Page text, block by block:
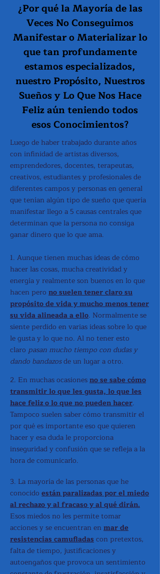
¿Por qué la Mayoría de las
Veces No Conseguimos
Manifestar o Materializar lo
que tan profundamente
estamos especializados,
nuestro Propósito, Nuestros
Sueños y Lo Que Nos Hace
Feliz aún teniendo todos
esosConocimientos?
Luego de haber trabajado durante años
con infinidad de artistas diversos,
emprendedores, docentes, terapeutas,
creativos, estudiantes y profesionales de
diferentes campos y personas en general
que tenían algún tipo de sueño que quería
manifestar llego a 5 causas centrales que
determinan que la persona no consiga
ganar dinero que lo que ama.
1. Aunque tienen muchas ideas de cómo
hacer las cosas, mucha creatividad y
energía y realmente son buenos en lo que
hacen pero no suelen tener claro su
propósito de vida y mucho menos tener
su vida alineada a ello. Normalmente se
siente perdido en varias ideas sobre lo que
le gusta y lo que no. Al no tener esto
claro pasan mucho tiempo con dudas y
dando bandazosde un lugar a otro.
2. En muchas ocasionesno se sabe cómo
transmitir lo que les gusta, lo que les
hace feliz o lo que no pueden hacer.
Tampoco suelen saber cómo transmitir el
por qué es importante eso que quieren
hacer y esa duda le proporciona
inseguridad y confusión que se refleja a la
hora de comunicarlo.
3. La mayoría de las personas que he
conocido están paralizadas por el miedo
al rechazo y al fracaso​ y al qué dirán.
Esos miedos no les permite tomar
acciones y se encuentran en mar de
resistencias camufladascon pretextos,
falta de tiempo, justificaciones y
autoengaños que provoca un sentimiento